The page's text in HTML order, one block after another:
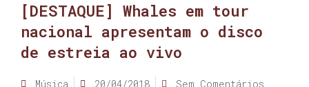
[DESTAQUE] Whales em tour
nacional apresentam o disco
de estreia ao vivo
Música 20/04/2018 Sem Comentários